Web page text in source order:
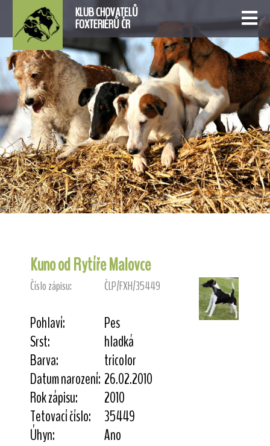
KLUB CHOVATELŮ
FOXTERIÉRŮ ČR
Kuno od Rytíře Malovce
Číslo zápisu: ČLP/FXH/35449
Pohlaví:
Pes
Srst:
hladká
Barva:
tricolor
Datum narození: 26.02.2010
Rok zápisu:
2010
Tetovací číslo:
35449
Úhyn:
Ano